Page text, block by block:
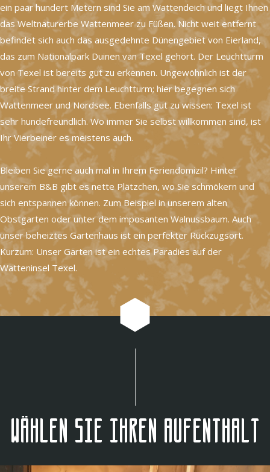
ein paar hundert Metern sind Sie am Wattendeich und liegt Ihnen
das Weltnaturerbe Wattenmeer zu Füßen. Nicht weit entfernt
befindet sich auch das ausgedehnte Dünengebiet von Eierland,
das zum Nationalpark Duinen van Texel gehört. Der Leuchtturm
von Texel ist bereits gut zu erkennen. Ungewöhnlich ist der
breite Strand hinter dem Leuchtturm; hier begegnen sich
Wattenmeer und Nordsee. Ebenfalls gut zu wissen: Texel ist
sehr hundefreundlich. Wo immer Sie selbst willkommen sind, ist
Ihr Vierbeiner es meistens auch.
Bleiben Sie gerne auch mal in Ihrem Feriendomizil? Hinter
unserem B&B gibt es nette Plätzchen, wo Sie schmökern und
sich entspannen können. Zum Beispiel in unserem alten
Obstgarten oder unter dem imposanten Walnussbaum. Auch
unser beheiztes Gartenhaus ist ein perfekter Rückzugsort.
Kurzum: Unser Garten ist ein echtes Paradies auf der
Watteninsel Texel.
Wählen Sie Ihren Aufenthalt